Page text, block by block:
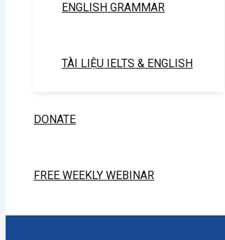
ENGLISH GRAMMAR
TÀI LIỆU IELTS & ENGLISH
DONATE
FREE WEEKLY WEBINAR